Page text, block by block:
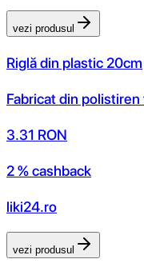
vezi produsul
Riglă din plastic 20cm
Fabricat din
3.31 RON
2 % cashback
liki24.ro
vezi produsul